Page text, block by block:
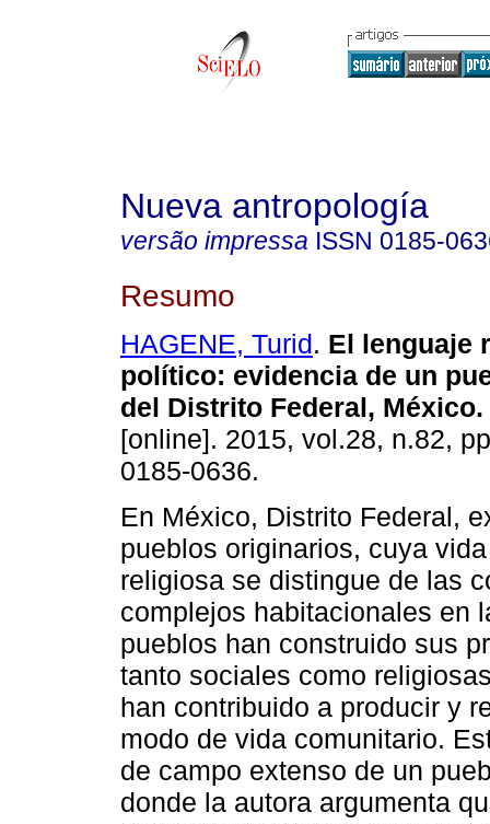
Nueva antropología
versão impressa ISSN 0185-
Resumo
HAGENE, Turid. El lenguaje
político: evidencia de un
del Distrito Federal, México.
[online]. 2015, vol.28, n.82,
0185-0636.
En México, Distrito Federal,
pueblos originarios, cuya
religiosa se distingue de las
complejos habitacionales en
pueblos han construido sus
tanto sociales como
han contribuido a producir y
modo de vida comunitario.
de campo extenso de un
donde la autora argumenta